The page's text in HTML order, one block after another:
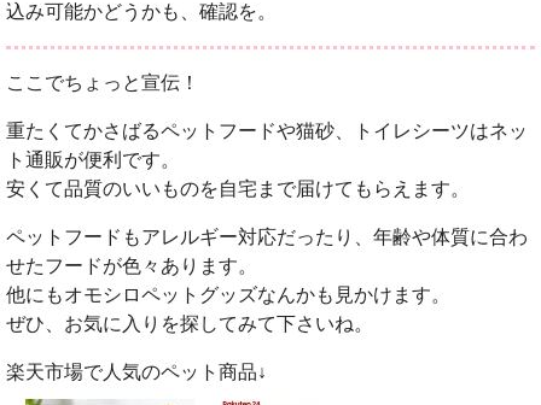
込み可能かどうかも、確認を。
ここでちょっと宣伝！
重たくてかさばるペットフードや猫砂、トイレシーツはネッ
ト通販が便利です。
安くて品質のいいものを自宅まで届けてもらえます。
ペットフードもアレルギー対応だったり、年齢や体質に合わ
せたフードが色々あります。
他にもオモシロペットグッズなんかも見かけます。
ぜひ、お気に入りを探してみて下さいね。
楽天市場で人気のペット商品↓